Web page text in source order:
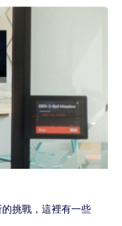
挑戰，這裡有一些